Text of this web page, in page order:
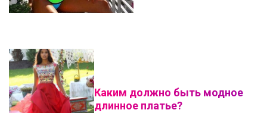
Каким должно быть модное
длинное платье?